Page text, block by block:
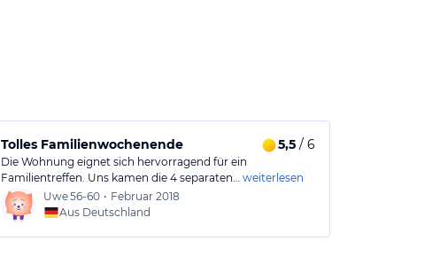
Tolles Familienwochenende 5,5/ 6
Die Wohnung eignet sich hervorragend für ein
Familientreffen. Uns kamen die 4 separaten… weiterlesen
Uwe56-60 • Februar 2018
Aus Deutschland